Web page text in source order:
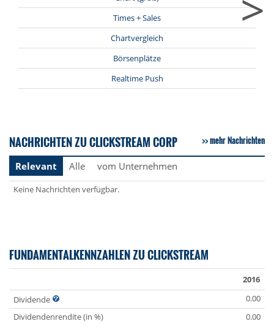
Times + Sales
Chartvergleich
Börsenplätze
Realtime Push
NACHRICHTEN ZU CLICKSTREAM CORP mehr Nachrichten
Relevant Alle vom Unternehmen
Keine Nachrichten verfügbar.
FUNDAMENTALKENNZAHLEN ZU CLICKSTREAM
2016
Dividende
0.00
Dividendenrendite (in %)
0.00